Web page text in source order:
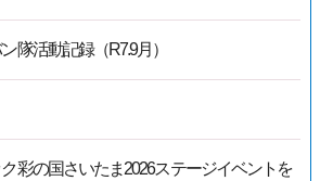
隊活動記録（R7.9月）
彩の国さいたま2026ステージイベントを